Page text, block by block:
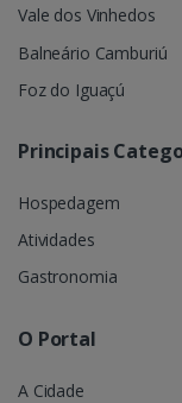
Vale dos Vinhedos
Balneário Camburiú
Foz do Iguaçú
Principais
Hospedagem
Atividades
Gastronomia
O Portal
A Cidade